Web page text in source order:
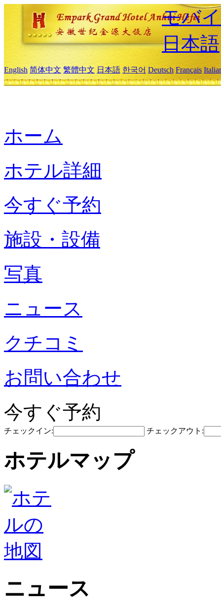
モバ
日本語
English 简体中文 繁體中文 日本語 한국어 Deutsch Français
ホーム
ホテル詳細
今すぐ予約
施設・設備
写真
ニュース
クチコミ
お問い合わせ
今すぐ予約
チェックイン: チェックアウト:
ホテルマップ
ニュース